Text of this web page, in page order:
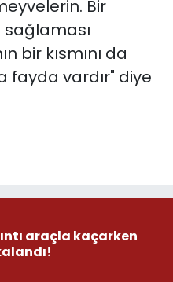
Bir
sağlaması
bir kısmını da
fayda vardır" diye
araçla kaçarken